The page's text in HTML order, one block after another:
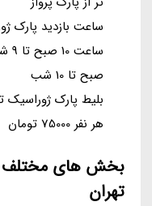
ساعت بازدید پارک
صبح تا 10 شب
بلیط پارک ژوراسیک
هر نفر 75000 تومان
بخش های مختلف
تهران